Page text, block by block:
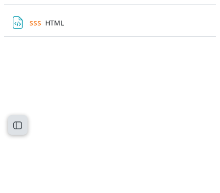
Abrir índice del curso
sss Archivo
HTML